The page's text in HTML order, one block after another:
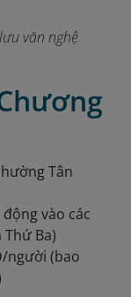
văn nghệ
Tân
vào các
Ba)
người (bao